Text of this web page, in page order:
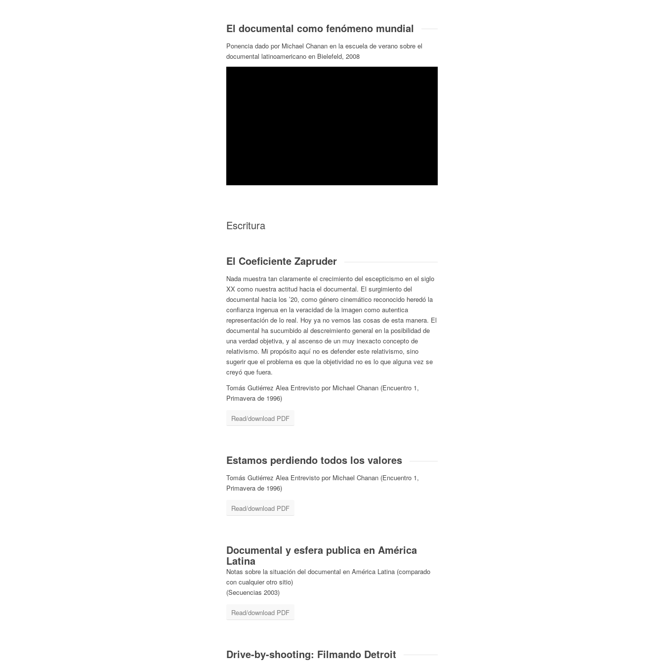
El documental como fenómeno mundial
Ponencia dado por Michael Chanan en la escuela de verano sobre el
documental latinoamericano en Bielefeld, 2008
Escritura
El Coeficiente Zapruder
Nada muestra tan claramente el crecimiento del escepticismo en el siglo
XX como nuestra actitud hacia el documental. El surgimiento del
documental hacia los ’20, como género cinemático reconocido heredó la
confianza ingenua en la veracidad de la imagen como autentica
representación de lo real. Hoy ya no vemos las cosas de esta manera. El
documental ha sucumbido al descreimiento general en la posibilidad de
una verdad objetiva, y al ascenso de un muy inexacto concepto de
relativismo. Mi propósito aquí no es defender este relativismo, sino
sugerir que el problema es que la objetividad no es lo que alguna vez se
creyó que fuera.
Tomás Gutiérrez Alea Entrevisto por Michael Chanan (Encuentro 1,
Primavera de 1996)
Read/download PDF
Estamos perdiendo todos los valores
Tomás Gutiérrez Alea Entrevisto por Michael Chanan (Encuentro 1,
Primavera de 1996)
Read/download PDF
Documental y esfera publica en América
Latina
Notas sobre la situación del documental en América Latina (comparado
con cualquier otro sitio)
(Secuencias 2003)
Read/download PDF
Drive-by-shooting: Filmando Detroit